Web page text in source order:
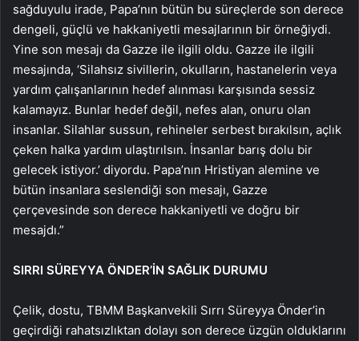
sağduyulu irade, Papa’nın bütün bu süreçlerde son derece
dengeli, güçlü ve hakkaniyetli mesajlarının bir örneğiydi.
Yine son mesajı da Gazze ile ilgili oldu. Gazze ile ilgili
mesajında, ‘Silahsız sivillerin, okulların, hastanelerin veya
yardım çalışanlarının hedef alınması karşısında sessiz
kalamayız. Bunlar hedef değil, nefes alan, onuru olan
insanlar. Silahlar sussun, rehineler serbest bırakılsın, açlık
çeken halka yardım ulaştırılsın. İnsanlar barış dolu bir
gelecek istiyor.’ diyordu. Papa’nın Hristiyan alemine ve
bütün insanlara seslendiği son mesajı, Gazze
çerçevesinde son derece hakkaniyetli ve doğru bir
mesajdı.”
SIRRI SÜREYYA ÖNDER’İN SAĞLIK DURUMU
Çelik, dostu, TBMM Başkanvekili Sırrı Süreyya Önder’in
geçirdiği rahatsızlıktan dolayı son derece üzgün olduklarını